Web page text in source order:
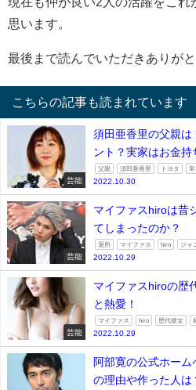
思います。
最後まで読んでいただきありが
こちらの記事も読まれています
芸能
須田亜香里の父親は
ント？実家はお金持
父親 須田亜香里 トヨタ 常
2022.10.30
芸能
マイファスhiroは昔
てしまったのか？
退所 マイファス hiro ジャ
2022.10.29
芸能
マイファスhiroの歴
と熱愛！
マイファス hiro 歴代彼女
2022.10.29
阿部寛の公式ホー
の理由や作った人は